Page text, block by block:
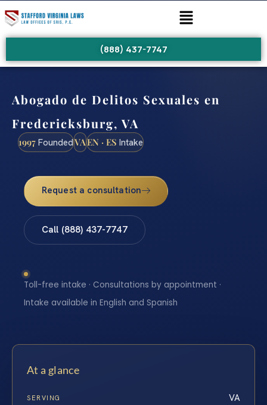
(888) 437-7747
Abogado de Delitos Sexuales en
Fredericksburg, VA
1997 FoundedVAEN · ES Intake
Request a consultation
Call (888) 437-7747
Toll-free intake · Consultations by appointment ·
Intake available in English and Spanish
At a glance
SERVING VA